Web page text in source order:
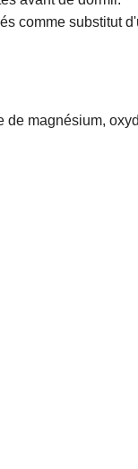
comme substitut
magnésium,